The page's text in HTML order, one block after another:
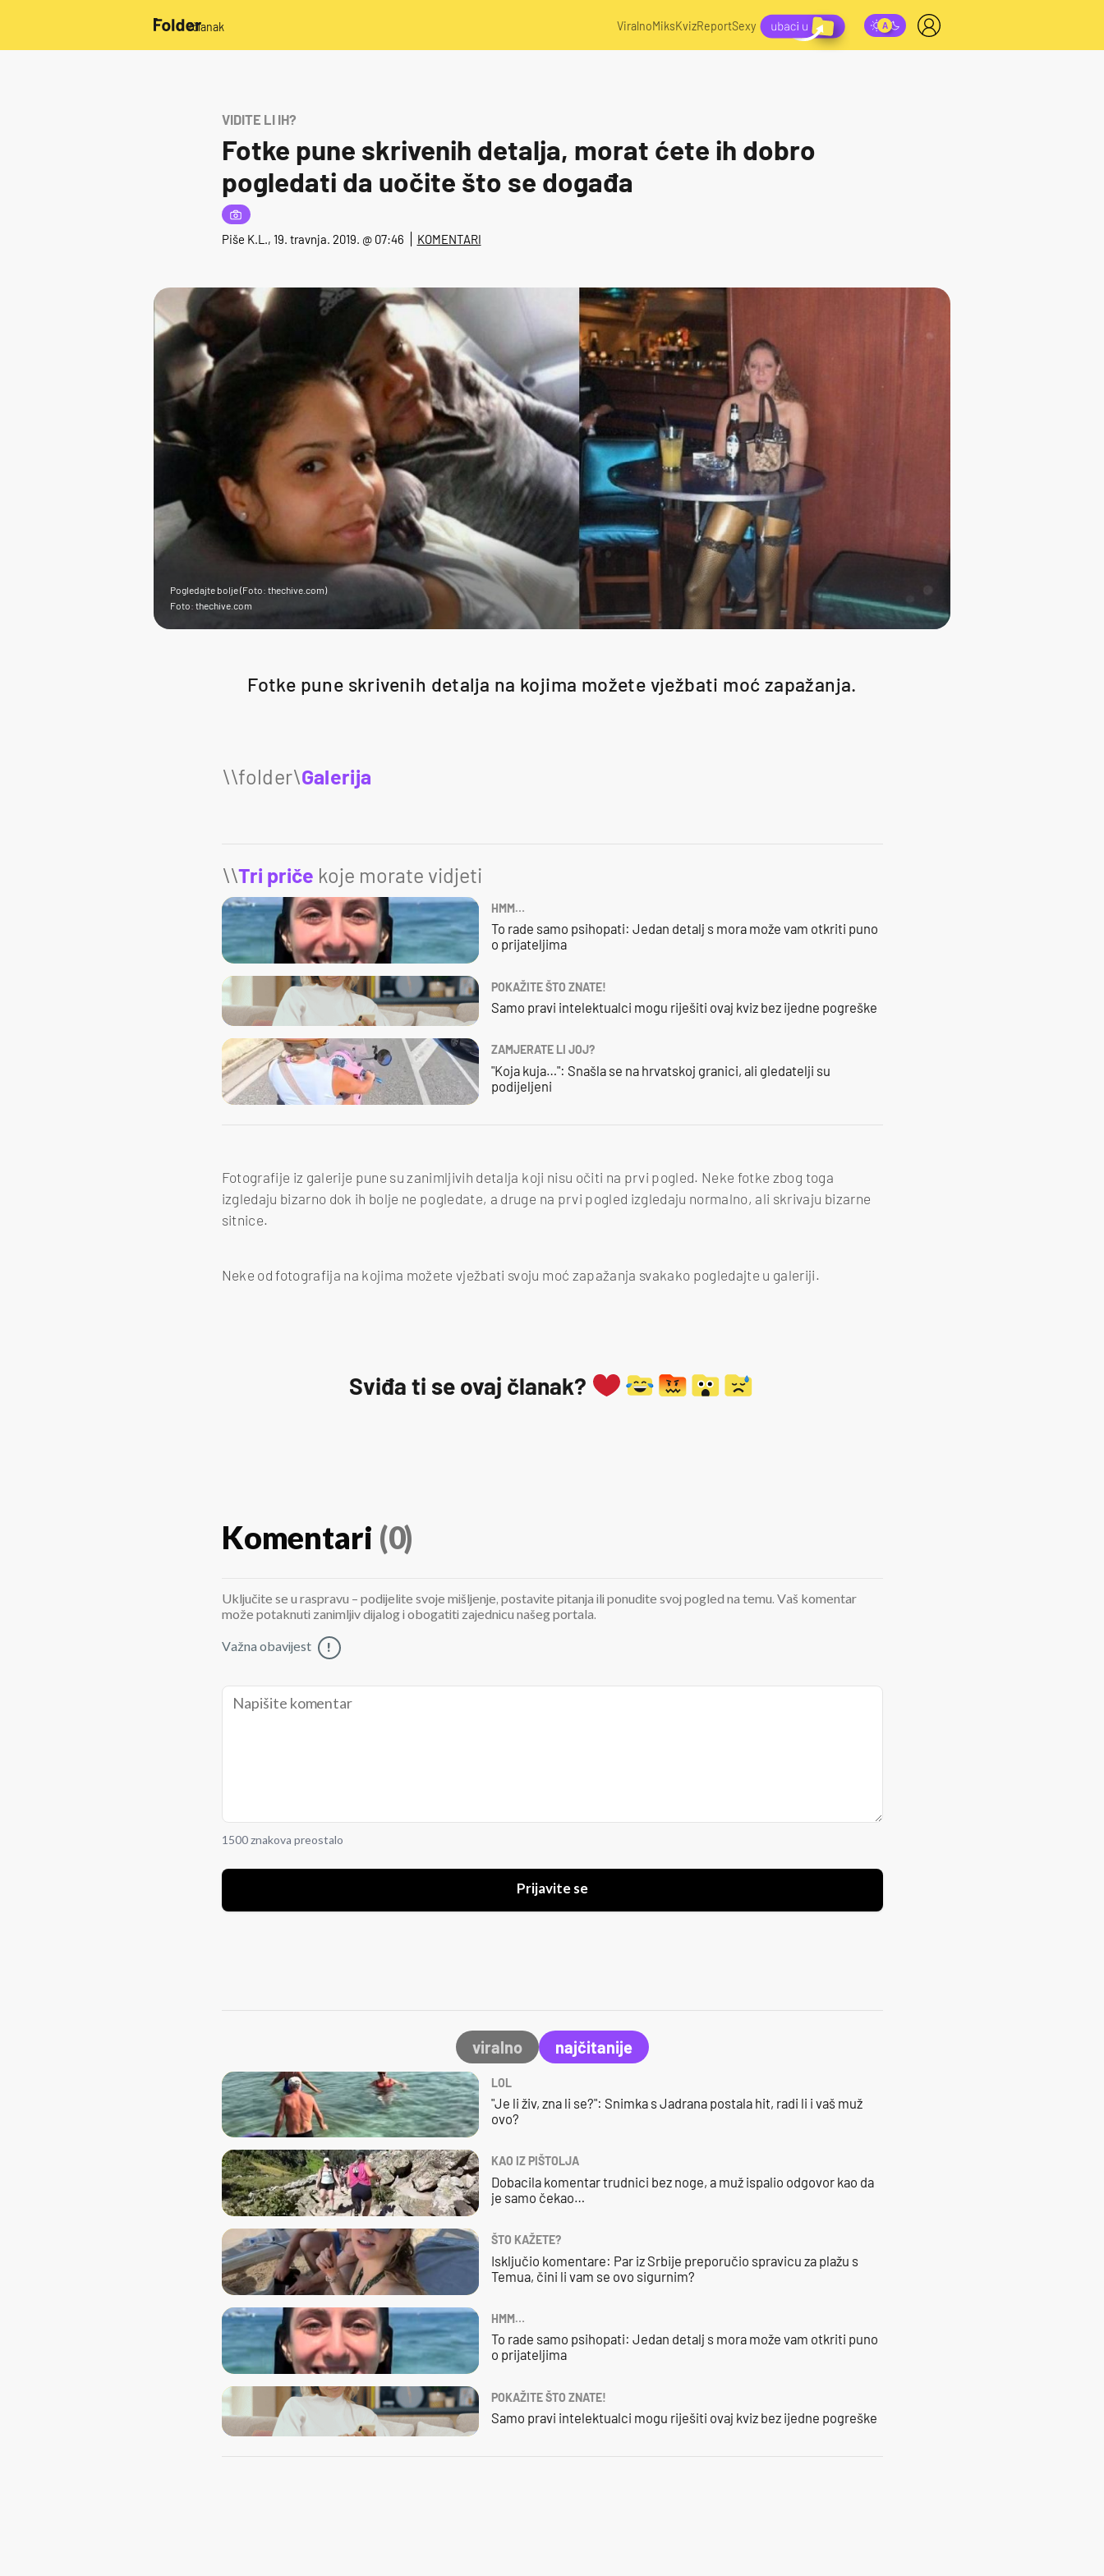
/članak ViralnoMiksKvizReportSexy
VIDITE LI IH?
Fotke pune skrivenih detalja, morat ćete ih dobro
pogledati da uočite što se događa
Piše K.L., 19. travnja. 2019. @ 07:46 KOMENTARI
Pogledajte bolje (Foto: thechive.com)
Foto: thechive.com
Fotke pune skrivenih detalja na kojima možete vježbati moć zapažanja.
Galerija
\\Tri priče koje morate vidjeti
HMM…
To rade samo psihopati: Jedan detalj s mora može vam otkriti puno
o prijateljima
POKAŽITE ŠTO ZNATE!
Samo pravi intelektualci mogu riješiti ovaj kviz bez ijedne pogreške
ZAMJERATE LI JOJ?
"Koja kuja…": Snašla se na hrvatskoj granici, ali gledatelji su
podijeljeni
Fotografije iz galerije pune su zanimljivih detalja koji nisu očiti na prvi pogled. Neke fotke zbog toga
izgledaju bizarno dok ih bolje ne pogledate, a druge na prvi pogled izgledaju normalno, ali skrivaju bizarne
sitnice.
Neke od fotografija na kojima možete vježbati svoju moć zapažanja svakako pogledajte u galeriji.
Sviđa ti se ovaj članak?
Komentari (0)
Uključite se u raspravu – podijelite svoje mišljenje, postavite pitanja ili ponudite svoj pogled na temu. Vaš komentar
može potaknuti zanimljiv dijalog i obogatiti zajednicu našeg portala.
Važna obavijest !
1500 znakova preostalo
Prijavite se
viralno najčitanije
LOL
"Je li živ, zna li se?": Snimka s Jadrana postala hit, radi li i vaš muž
ovo?
KAO IZ PIŠTOLJA
Dobacila komentar trudnici bez noge, a muž ispalio odgovor kao da
je samo čekao…
ŠTO KAŽETE?
Isključio komentare: Par iz Srbije preporučio spravicu za plažu s
Temua, čini li vam se ovo sigurnim?
HMM…
To rade samo psihopati: Jedan detalj s mora može vam otkriti puno
o prijateljima
POKAŽITE ŠTO ZNATE!
Samo pravi intelektualci mogu riješiti ovaj kviz bez ijedne pogreške